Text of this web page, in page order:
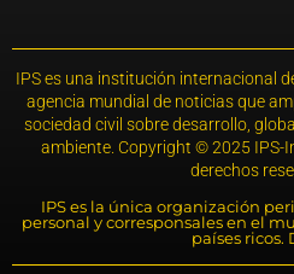
IPS es una institución internacional
agencia mundial de noticias que
sociedad civil sobre desarrollo,
ambiente. Copyright © 2025 IPS-
derechos
IPS es la única organización
personal y corresponsales en el
países ricos.